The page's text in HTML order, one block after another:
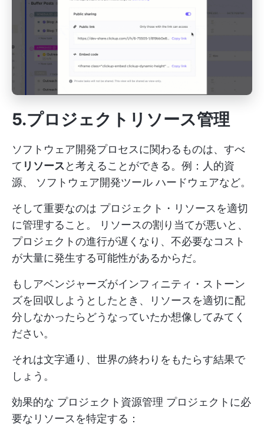
5.プロジェクトリソース管理
ソフトウェア開発プロセスに関わるものは、すべ
て リソースと考えることができる。例：人的資
源、 ソフトウェア開発ツール ハードウェアなど。
そして重要なのは プロジェクト・リソースを適切
に管理すること。
リソースの割り当てが悪いと、
プロジェクトの進行が遅くなり、不必要なコスト
が大量に発生する可能性があるからだ。
もしアベンジャーズがインフィニティ・ストーン
ズを回収しようとしたとき、リソースを適切に配
分しなかったらどうなっていたか想像してみてく
ださい。
それは文字通り、世界の終わりをもたらす結果で
しょう。
効果的な プロジェクト資源管理 プロジェクトに必
要なリソースを特定する：